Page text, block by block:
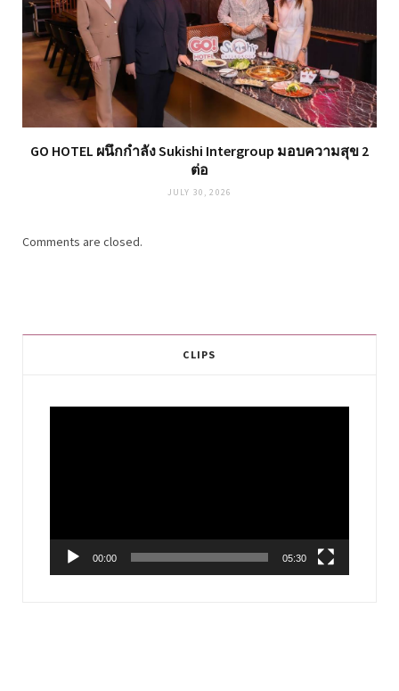
GO HOTEL ผนึกกำลัง Sukishi Intergroup มอบความสุข 2
ต่อ
JULY 30, 2026
Comments are closed.
CLIPS
00:00 05:30